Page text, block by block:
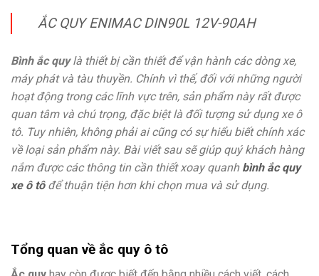
ẮC QUY ENIMAC DIN90L 12V-90AH
Bình ắc quylà thiết bị cần thiết để vận hành các dòng xe,
máy phát và tàu thuyền. Chính vì thế, đối với những người
hoạt động trong các lĩnh vực trên, sản phẩm này rất được
quan tâm và chú trọng, đặc biệt là đối tượng sử dụng xe ô
tô. Tuy nhiên, không phải ai cũng có sự hiểu biết chính xác
về loại sản phẩm này. Bài viết sau sẽ giúp quý khách hàng
nắm được các thông tin cần thiết xoay quanh bình ắc quy
xe ô tô để thuận tiện hơn khi chọn mua và sử dụng.
Tổng quan về ắc quy ô tô